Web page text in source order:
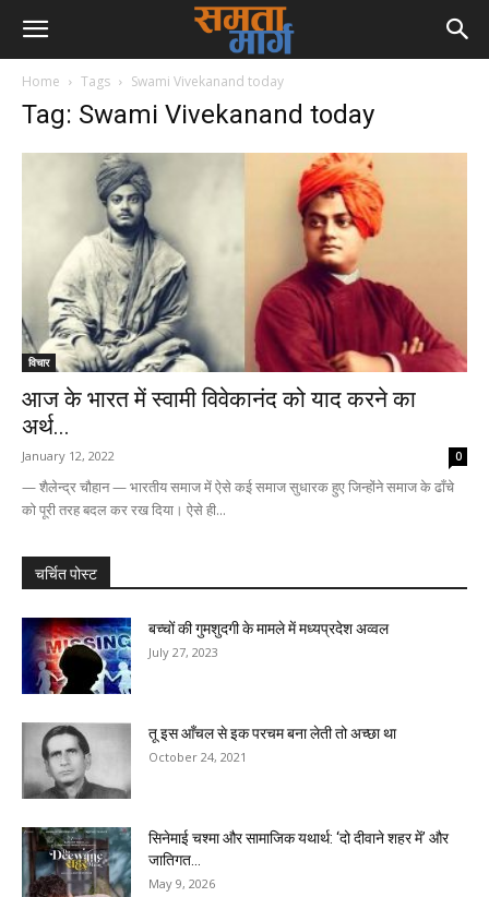
Home Tags Swami Vivekanand today
Tag: Swami Vivekanand today
विचार
आज के भारत में स्वामी विवेकानंद को याद करने का
अर्थ...
January 12, 2022 0
— शैलेन्द्र चौहान — भारतीय समाज में ऐसे कई समाज सुधारक हुए जिन्होंने समाज के ढाँचे
को पूरी तरह बदल कर रख दिया। ऐसे ही...
चर्चित पोस्ट
बच्चों की गुमशुदगी के मामले में मध्यप्रदेश अव्वल
July 27, 2023
तू इस आँचल से इक परचम बना लेती तो अच्छा था
October 24, 2021
सिनेमाई चश्मा और सामाजिक यथार्थ: ‘दो दीवाने शहर में’ और
जातिगत...
May 9, 2026